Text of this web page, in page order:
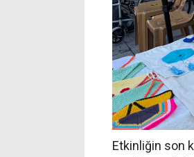
Etkinliğin son